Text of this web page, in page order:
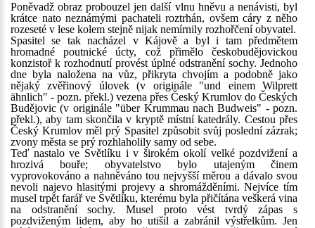
Poněvadž obraz probouzel jen další vlnu hněvu a nenávisti, byl
krátce nato neznámými pachateli roztrhán, ovšem cáry z něho
rozeseté v lese kolem stejně nijak nemírnily rozhořčení obyvatel.
Spasitel se tak nacházel v Kájově a byl i tam předmětem
hromadné poutnické úcty, což přimělo českobudějovickou
konzistoř k rozhodnutí provést úplné odstranění sochy. Jednoho
dne byla naložena na vůz, přikryta chvojím a podobně jako
nějaký zvěřinový úlovek (v originále "und einem Wilprett
ähnlich" - pozn. překl.) vezena přes Český Krumlov do Českých
Budějovic (v originále "über Krummau nach Budweis" - pozn.
překl.), aby tam skončila v kryptě místní katedrály. Cestou přes
Český Krumlov měl prý Spasitel způsobit svůj poslední zázrak;
zvony města se prý rozhlaholily samy od sebe.
Teď nastalo ve Světlíku i v širokém okolí velké pozdvižení a
hrozivá bouře; obyvatelstvo bylo utajeným činem
vyprovokováno a nahněváno tou nejvyšší měrou a dávalo svou
nevoli najevo hlasitými projevy a shromážděními. Nejvíce tím
musel trpět farář ve Světlíku, kterému byla přičítána veškerá vina
na odstranění sochy. Musel proto vést tvrdý zápas s
pozdviženým lidem, aby ho utišil a zabránil výstřelkům. Jen